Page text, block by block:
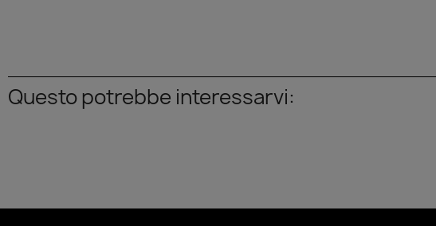
Questo potrebbe interessarvi: